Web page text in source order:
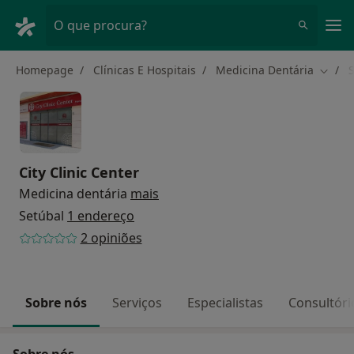
O que procura?
Homepage Clínicas E Hospitais Medicina Dentária
City Clinic Center
Medicina dentária mais
Setúbal 1 endereço
2 opiniões
Sobre nós Serviços Especialistas